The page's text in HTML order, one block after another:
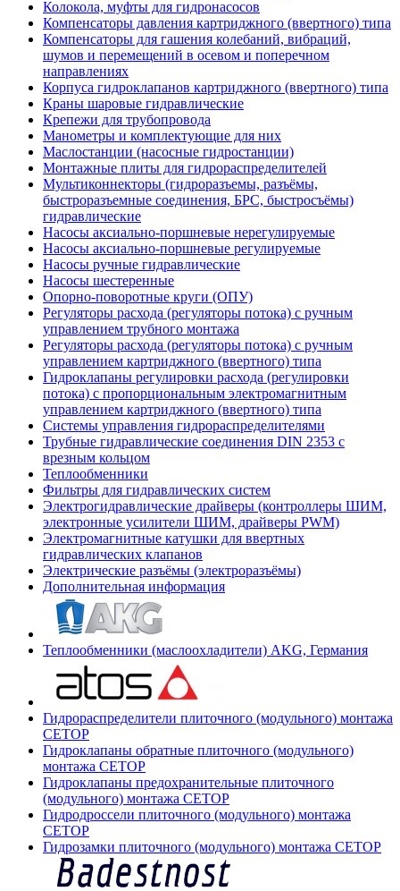
Колокола, муфты для гидронасосов
Компенсаторы давления картриджного (ввертного) типа
Компенсаторы для гашения колебаний, вибраций,
шумов и перемещений в осевом и поперечном
направлениях
Корпуса гидроклапанов картриджного (ввертного) типа
Краны шаровые гидравлические
Крепежи для трубопровода
Манометры и комплектующие для них
Маслостанции (насосные гидростанции)
Монтажные плиты для гидрораспределителей
Мультиконнекторы (гидроразъемы, разъёмы,
быстроразъемные соединения, БРС, быстросъёмы)
гидравлические
Насосы аксиально-поршневые нерегулируемые
Насосы аксиально-поршневые регулируемые
Насосы ручные гидравлические
Насосы шестеренные
Опорно-поворотные круги (ОПУ)
Регуляторы расхода (регуляторы потока) с ручным
управлением трубного монтажа
Регуляторы расхода (регуляторы потока) с ручным
управлением картриджного (ввертного) типа
Гидроклапаны регулировки расхода (регулировки
потока) с пропорциональным электромагнитным
управлением картриджного (ввертного) типа
Системы управления гидрораспределителями
Трубные гидравлические соединения DIN 2353 с
врезным кольцом
Теплообменники
Фильтры для гидравлических систем
Электрогидравлические драйверы (контроллеры ШИМ,
электронные усилители ШИМ, драйверы PWM)
Электромагнитные катушки для ввертных
гидравлических клапанов
Электрические разъёмы (электроразъёмы)
Дополнительная информация
Теплообменники (маслоохладители) AKG, Германия
Гидрораспределители плиточного (модульного) монтажа
СЕТОР
Гидроклапаны обратные плиточного (модульного)
монтажа CETOP
Гидроклапаны предохранительные плиточного
(модульного) монтажа CETOP
Гидродроссели плиточного (модульного) монтажа
CETOP
Гидрозамки плиточного (модульного) монтажа CETOP